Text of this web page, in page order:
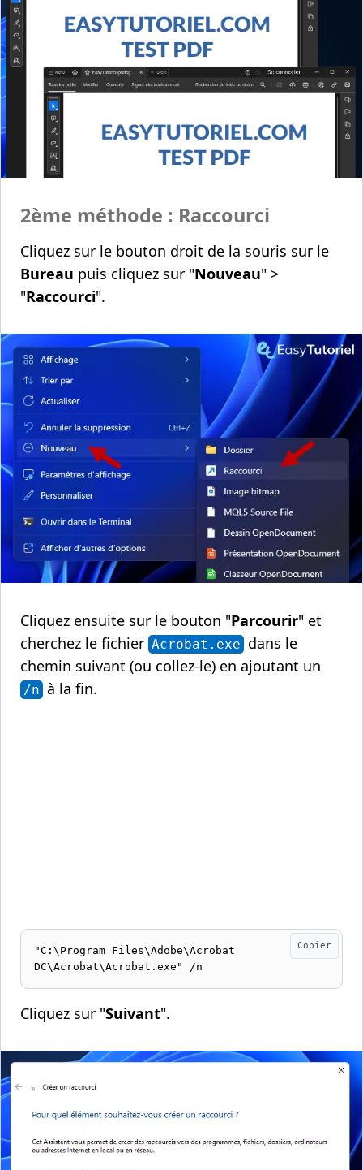
2ème méthode : Raccourci
Cliquez sur le bouton droit de la souris sur le
Bureau puis cliquez sur "Nouveau" >
"Raccourci".
Cliquez ensuite sur le bouton "Parcourir" et
cherchez le fichier Acrobat.exe dans le
chemin suivant (ou collez-le) en ajoutant un
/n à la fin.
Copier
"C:\Program Files\Adobe\Acrobat
DC\Acrobat\Acrobat.exe" /n
Cliquez sur "Suivant".